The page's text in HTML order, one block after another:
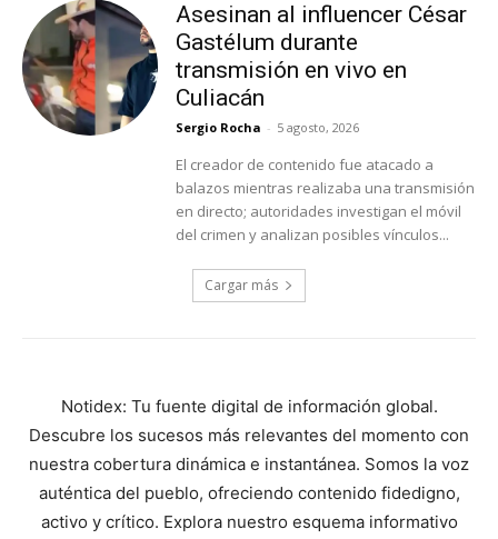
Asesinan al influencer César
Gastélum durante
transmisión en vivo en
Culiacán
Sergio Rocha - 5 agosto, 2026
El creador de contenido fue atacado a
balazos mientras realizaba una transmisión
en directo; autoridades investigan el móvil
del crimen y analizan posibles vínculos...
Cargar más
Notidex: Tu fuente digital de información global.
Descubre los sucesos más relevantes del momento con
nuestra cobertura dinámica e instantánea. Somos la voz
auténtica del pueblo, ofreciendo contenido fidedigno,
activo y crítico. Explora nuestro esquema informativo